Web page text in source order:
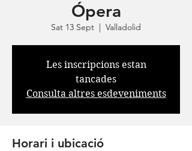
Ópera
Sat 13 Sept
  |
Valladolid
Les inscripcions estan
tancades
Consulta altres esdeveniments
Horari i ubicació